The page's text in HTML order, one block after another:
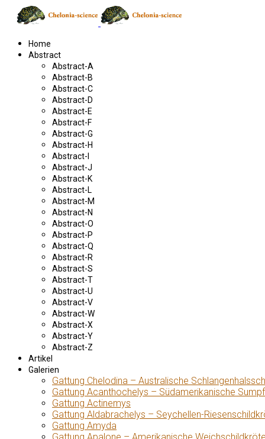
Home
Abstract
Abstract-A
Abstract-B
Abstract-C
Abstract-D
Abstract-E
Abstract-F
Abstract-G
Abstract-H
Abstract-I
Abstract-J
Abstract-K
Abstract-L
Abstract-M
Abstract-N
Abstract-O
Abstract-P
Abstract-Q
Abstract-R
Abstract-S
Abstract-T
Abstract-U
Abstract-V
Abstract-W
Abstract-X
Abstract-Y
Abstract-Z
Artikel
Galerien
Gattung Chelodina – Australische
Gattung Acanthochelys – Südamerikanische
Gattung Actinemys
Gattung Aldabrachelys – Seychellen-
Gattung Amyda